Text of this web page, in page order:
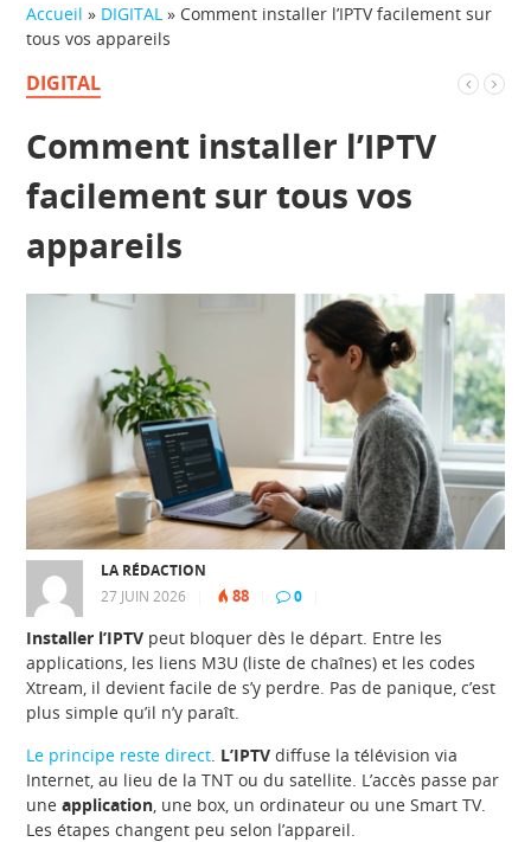
Accueil » DIGITAL » Comment installer l’IPTV facilement sur
tous vos appareils
DIGITAL
Comment installer l’IPTV
facilement sur tous vos
appareils
LA RÉDACTION
27 JUIN 2026
88 0
Installer l’IPTV peut bloquer dès le départ. Entre les
applications, les liens M3U (liste de chaînes) et les codes
Xtream, il devient facile de s’y perdre. Pas de panique, c’est
plus simple qu’il n’y paraît.
Le principe reste direct. L’IPTV diffuse la télévision via
Internet, au lieu de la TNT ou du satellite. L’accès passe par
uneapplication, une box, un ordinateur ou une Smart TV.
Les étapes changent peu selon l’appareil.